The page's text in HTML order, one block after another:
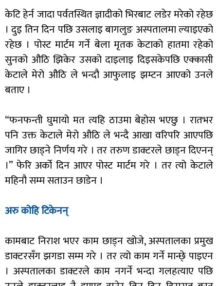
केटि हेर्न जादा पर्वतस्थित ज्ञादीको भिरबाट लडेर मरेको रहेछ
। दुइ तिन दिन पछि उसलाइ बागलुङ अस्पतालमा ल्याइएको
रहेछ । पोस्ट मार्टम गर्ने बेला मृतक केटाको हातमा रहेको
सुनको औठि झिकेर उसको दाइलाइ दिइसकेपछि एक्कासी
केटाले मेरो औठि ले भन्दौ आफुलाइ झम्टन आएको उनले
बताए ।
“फनफन्ती घुमायो मत त्यहि ठाउमा बेहोस भएछु । रातभर
पनि उक्त केटाले मेरो औठि ले भन्दै आखा वरिपरि आएपछि
जागिर छाड्ने निर्णय गरे । तर तरुण डाक्टरले छाड्न दिएनन्
।” फेरि अर्को दिन आएर पोस्ट मार्टम गरे । तर त्यो केटाले
महिनौ सम्म सताउन छाडेन ।
अरु कोहि टिकेनन्
कामबाट निराश भएर काम छाड्न खोजे, अस्पतालका प्रमुख
डाक्टरसँग झगडा सम्म गरे । तर त्यो काम गर्ने मान्छे् पाइएन
। अस्पतालका डाक्टरले काम नगर्ने भन्दा गलहत्याए पछि